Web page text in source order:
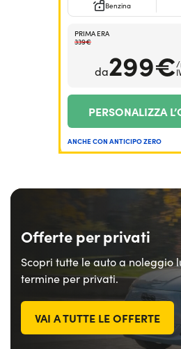
Serve assistenza?
Benzina
PRIMA ERA
339€
da299€/
PERSONALIZZA
ANCHE CON ANTICIPO ZERO
Offerte per privati
Scopri tutte le auto a noleggio
termine per privati.
VAI A TUTTE LE OFFERTE